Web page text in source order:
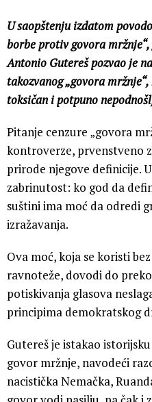
U saopštenju izdatom
borbe protiv govora
Antonio Gutereš pozvao je
takozvanog „govora
toksičan i potpuno
Pitanje cenzure „govora
kontroverze, prvenstveno
prirode njegove definicije.
zabrinutost: ko god da
suštini ima moć da odredi
izražavanja.
Ova moć, koja se koristi
ravnoteže, dovodi do
potiskivanja glasova
principima demokratskog
Gutereš je istakao
govor mržnje, navodeći
nacistička Nemačka,